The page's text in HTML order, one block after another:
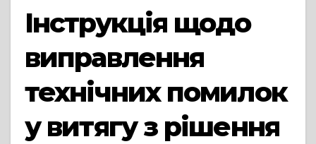
Інструкція щодо
виправлення
технічних помилок
у витягу з рішення